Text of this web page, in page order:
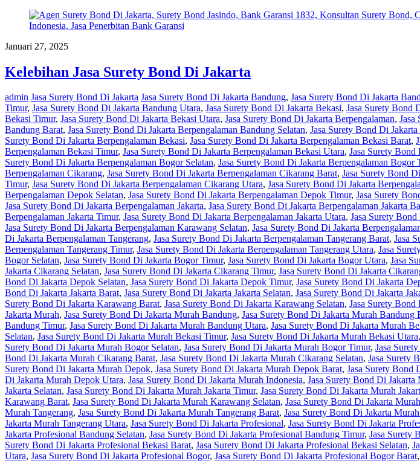
Januari 27, 2025
Kelebihan Jasa Surety Bond Di Jakarta
admin Jasa Surety Bond Di Jakarta Jasa Surety Bond Di Jakarta Bandung, Jasa Surety Bond Di Jakarta
Timur, Jasa Surety Bond Di Jakarta Bandung Utara, Jasa Surety Bond Di Jakarta Bekasi, Jasa Surety Bond
Bekasi Timur, Jasa Surety Bond Di Jakarta Bekasi Utara, Jasa Surety Bond Di Jakarta Berpengalaman, Jasa
Bandung Barat, Jasa Surety Bond Di Jakarta Berpengalaman Bandung Selatan, Jasa Surety Bond Di
Surety Bond Di Jakarta Berpengalaman Bekasi, Jasa Surety Bond Di Jakarta Berpengalaman Bekasi Barat,
Berpengalaman Bekasi Timur, Jasa Surety Bond Di Jakarta Berpengalaman Bekasi Utara, Jasa Surety Bond
Surety Bond Di Jakarta Berpengalaman Bogor Selatan, Jasa Surety Bond Di Jakarta Berpengalaman Bogor
Berpengalaman Cikarang, Jasa Surety Bond Di Jakarta Berpengalaman Cikarang Barat, Jasa Surety Bond
Timur, Jasa Surety Bond Di Jakarta Berpengalaman Cikarang Utara, Jasa Surety Bond Di Jakarta
Berpengalaman Depok Selatan, Jasa Surety Bond Di Jakarta Berpengalaman Depok Timur, Jasa Surety
Jasa Surety Bond Di Jakarta Berpengalaman Jakarta, Jasa Surety Bond Di Jakarta Berpengalaman Jakarta
Berpengalaman Jakarta Timur, Jasa Surety Bond Di Jakarta Berpengalaman Jakarta Utara, Jasa Surety
Jasa Surety Bond Di Jakarta Berpengalaman Karawang Selatan, Jasa Surety Bond Di Jakarta
Di Jakarta Berpengalaman Tangerang, Jasa Surety Bond Di Jakarta Berpengalaman Tangerang Barat, Jasa
Berpengalaman Tangerang Timur, Jasa Surety Bond Di Jakarta Berpengalaman Tangerang Utara, Jasa
Bogor Selatan, Jasa Surety Bond Di Jakarta Bogor Timur, Jasa Surety Bond Di Jakarta Bogor Utara, Jasa
Jakarta Cikarang Selatan, Jasa Surety Bond Di Jakarta Cikarang Timur, Jasa Surety Bond Di Jakarta
Bond Di Jakarta Depok Selatan, Jasa Surety Bond Di Jakarta Depok Timur, Jasa Surety Bond Di Jakarta
Bond Di Jakarta Jakarta Barat, Jasa Surety Bond Di Jakarta Jakarta Selatan, Jasa Surety Bond Di Jakarta
Surety Bond Di Jakarta Karawang Barat, Jasa Surety Bond Di Jakarta Karawang Selatan, Jasa Surety
Jakarta Murah, Jasa Surety Bond Di Jakarta Murah Bandung, Jasa Surety Bond Di Jakarta Murah Bandung
Bandung Timur, Jasa Surety Bond Di Jakarta Murah Bandung Utara, Jasa Surety Bond Di Jakarta Murah
Selatan, Jasa Surety Bond Di Jakarta Murah Bekasi Timur, Jasa Surety Bond Di Jakarta Murah Bekasi Utara,
Surety Bond Di Jakarta Murah Bogor Selatan, Jasa Surety Bond Di Jakarta Murah Bogor Timur, Jasa
Bond Di Jakarta Murah Cikarang Barat, Jasa Surety Bond Di Jakarta Murah Cikarang Selatan, Jasa Surety
Surety Bond Di Jakarta Murah Depok, Jasa Surety Bond Di Jakarta Murah Depok Barat, Jasa Surety Bond
Di Jakarta Murah Depok Utara, Jasa Surety Bond Di Jakarta Murah Indonesia, Jasa Surety Bond Di Jakarta
Jakarta Selatan, Jasa Surety Bond Di Jakarta Murah Jakarta Timur, Jasa Surety Bond Di Jakarta Murah
Karawang Barat, Jasa Surety Bond Di Jakarta Murah Karawang Selatan, Jasa Surety Bond Di Jakarta
Murah Tangerang, Jasa Surety Bond Di Jakarta Murah Tangerang Barat, Jasa Surety Bond Di Jakarta
Jakarta Murah Tangerang Utara, Jasa Surety Bond Di Jakarta Profesional, Jasa Surety Bond Di Jakarta
Jakarta Profesional Bandung Selatan, Jasa Surety Bond Di Jakarta Profesional Bandung Timur, Jasa Surety
Surety Bond Di Jakarta Profesional Bekasi Barat, Jasa Surety Bond Di Jakarta Profesional Bekasi Selatan,
Utara, Jasa Surety Bond Di Jakarta Profesional Bogor, Jasa Surety Bond Di Jakarta Profesional Bogor Barat,